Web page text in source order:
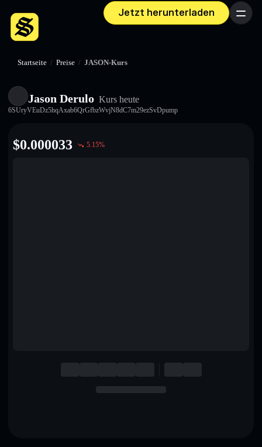
Jetzt herunterladen Menü
Startseite / Preise / JASON-Kurs
Jason Derulo Kurs heute
6SUryVEuDz5hqAxab6QrGfbzWvjN8dC7m29ezSvDpump
$0.000033 5.15%